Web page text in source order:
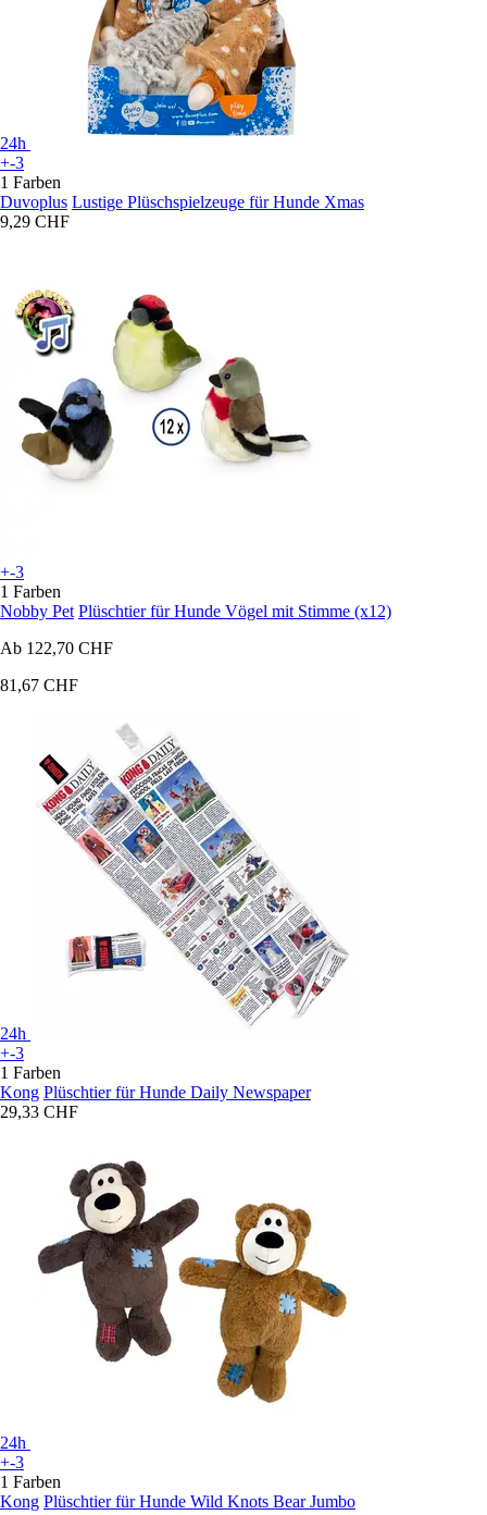
24h
+-3
1 Farben
Duvoplus Lustige Plüschspielzeuge für Hunde Xmas
9,29 CHF
+-3
1 Farben
Nobby Pet Plüschtier für Hunde Vögel mit Stimme (x12)
Ab 122,70 CHF
81,67 CHF
24h
+-3
1 Farben
Kong Plüschtier für Hunde Daily Newspaper
29,33 CHF
24h
+-3
1 Farben
Kong Plüschtier für Hunde Wild Knots Bear Jumbo